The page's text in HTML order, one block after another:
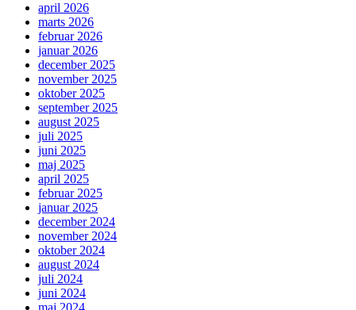
april 2026
marts 2026
februar 2026
januar 2026
december 2025
november 2025
oktober 2025
september 2025
august 2025
juli 2025
juni 2025
maj 2025
april 2025
februar 2025
januar 2025
december 2024
november 2024
oktober 2024
august 2024
juli 2024
juni 2024